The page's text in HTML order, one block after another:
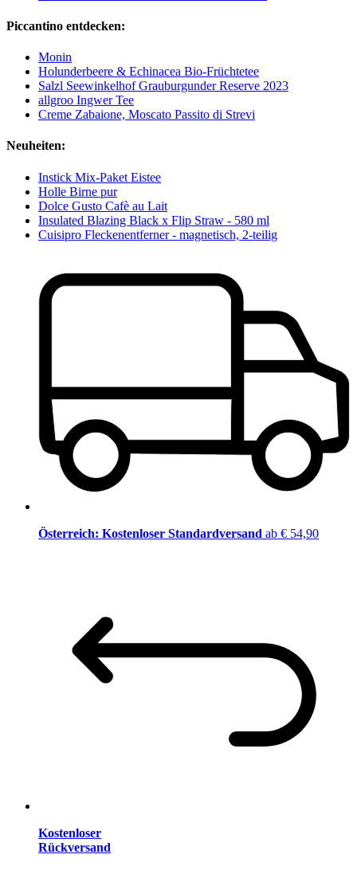
Piccantino entdecken:
Monin
Holunderbeere & Echinacea Bio-Früchtetee
Salzl Seewinkelhof Grauburgunder Reserve 2023
allgroo Ingwer Tee
Creme Zabaione, Moscato Passito di Strevi
Neuheiten:
Instick Mix-Paket Eistee
Holle Birne pur
Dolce Gusto Cafè au Lait
Insulated Blazing Black x Flip Straw - 580 ml
Cuisipro Fleckenentferner - magnetisch, 2-teilig
Österreich: Kostenloser Standardversand ab € 54,90
Kostenloser
Rückversand